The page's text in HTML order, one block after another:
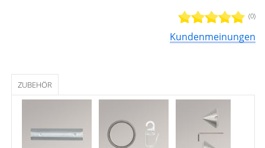
(0)
Kundenmeinungen
ZUBEHÖR